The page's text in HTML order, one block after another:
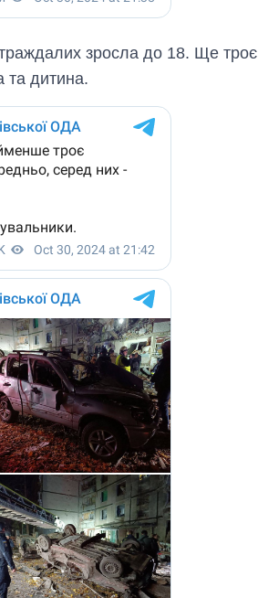
зросла до 18. Ще троє
та дитина.